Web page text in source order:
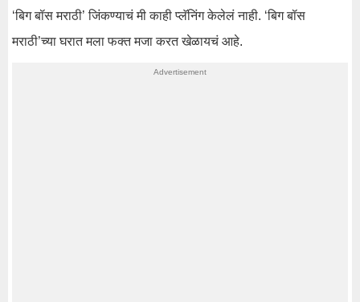
‘बिग बॉस मराठी’ जिंकण्याचं मी काही प्लॅनिंग केलेलं नाही. ‘बिग बॉस
मराठी’च्या घरात मला फक्त मजा करत खेळायचं आहे.